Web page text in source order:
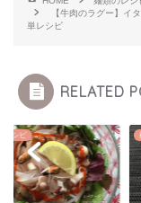
【牛肉のラグー】イ
単レシピ
RELATED
レシピ